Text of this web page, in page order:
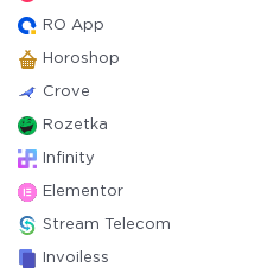
RO App
Horoshop
Crove
Rozetka
Infinity
Elementor
Stream Telecom
Invoiless